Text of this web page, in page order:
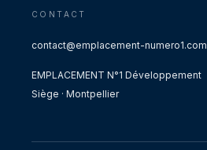
CONTACT
contact@emplacement-numero1.com
EMPLACEMENT N°1 Développement
Siège · Montpellier